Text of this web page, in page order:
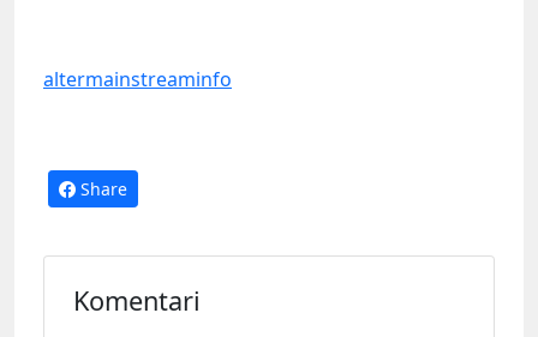
altermainstreaminfo
Share
Komentari